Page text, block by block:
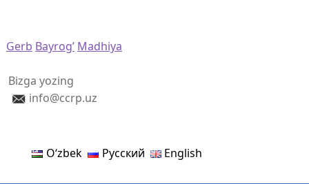
Gerb Bayrog’ Madhiya
Bizga yozing
info@ccrp.uz
Oʻzbek Русский English